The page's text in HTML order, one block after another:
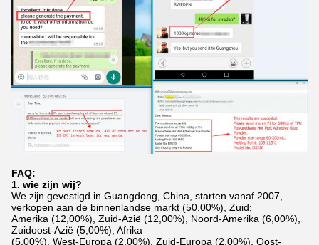
FAQ:
1. wie zijn wij?
We zijn gevestigd in Guangdong, China, starten vanaf 2007,
verkopen aan de binnenlandse markt (50.00%), Zuid;
Amerika (12,00%), Zuid-Azië (12,00%), Noord-Amerika (6,00%),
Zuidoost-Azië (5,00%), Afrika
(5,00%), West-Europa (2,00%), Zuid-Europa (2,00%), Oost-